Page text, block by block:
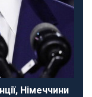
Німеччини